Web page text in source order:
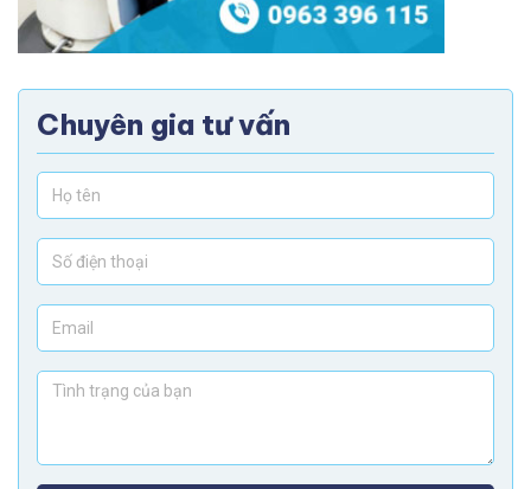
Chuyên gia tư vấn